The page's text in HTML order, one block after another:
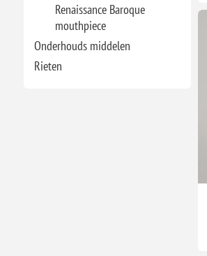
Renaissance Baroque
mouthpiece
Onderhouds middelen
Rieten